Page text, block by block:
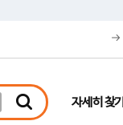
자세히 찾기